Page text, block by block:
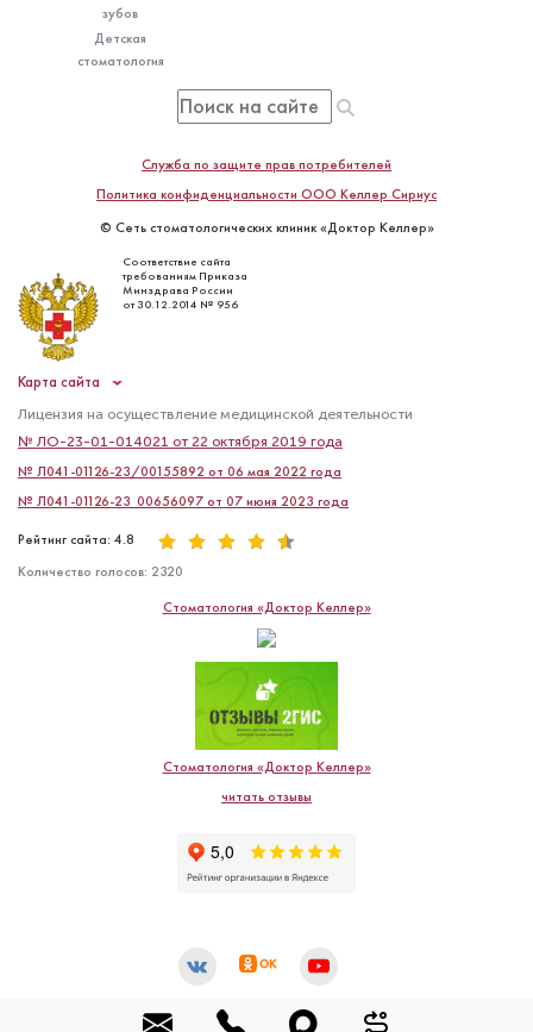
зубов
Детская
стоматология
Служба по защите прав потребителей
Политика конфиденциальности ООО Келлер Сириус
© Сеть стоматологических клиник «Доктор Келлер»
Соответствие сайта
требованиям Приказа
Минздрава России
от 30.12.2014 № 956
Карта сайта
Лицензия на осуществление медицинской деятельности
№ ЛО-23-01-014021 от 22 октября 2019 года
№ Л041-01126-23/00155892 от 06 мая 2022 года
№ Л041-01126-23_00656097 от 07 июня 2023 года
Рейтинг сайта: 4.8
Количество голосов: 2320
Стоматология «Доктор Келлер»
Стоматология «Доктор Келлер»
читать отзывы